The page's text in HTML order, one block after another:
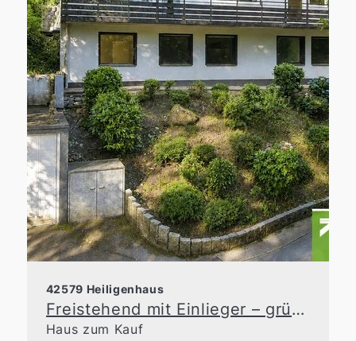
42579 Heiligenhaus
Freistehend mit Einlieger – grüne Idylle in zentraler Lage
Haus zum Kauf